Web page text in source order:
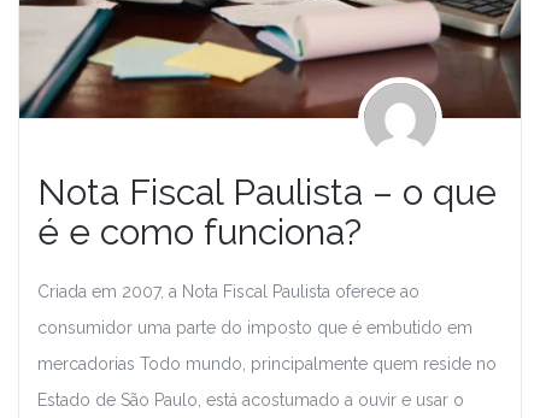
Nota Fiscal Paulista – o que
é e como funciona?
Criada em 2007, a Nota Fiscal Paulista oferece ao
consumidor uma parte do imposto que é embutido em
mercadorias Todo mundo, principalmente quem reside no
Estado de São Paulo, está acostumado a ouvir e usar o